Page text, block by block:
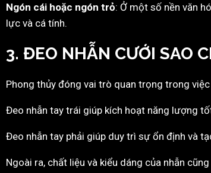
Ngón cái hoặc ngón trỏ: Ở một số nền văn
lực và cá tính.
3. ĐEO NHẪN CƯỚI SAO
Phong thủy đóng vai trò quan trọng trong
Đeo nhẫn tay trái giúp kích hoạt năng lượng
Đeo nhẫn tay phải giúp duy trì sự ổn định và
Ngoài ra, chất liệu và kiểu dáng của nhẫn